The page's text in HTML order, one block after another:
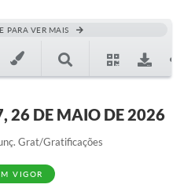
PARA VER MAIS
26 DE MAIO DE 2026
Grat/Gratificações
VIGOR